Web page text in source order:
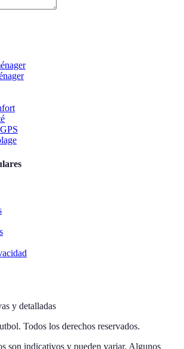
y detalladas
Todos los derechos reservados.
son indicativos y pueden variar. Algunos